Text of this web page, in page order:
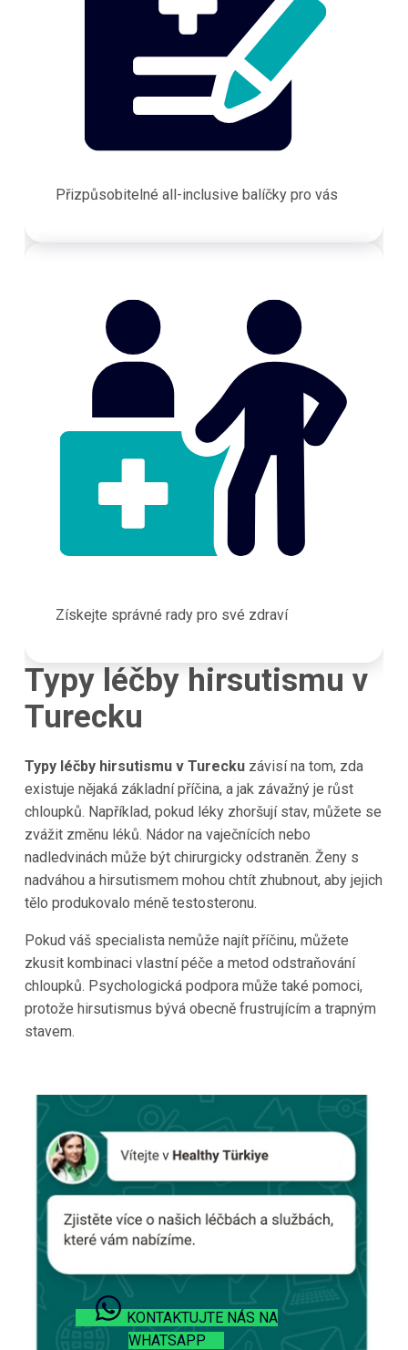
Přizpůsobitelné all-inclusive balíčky pro vás
Získejte správné rady pro své zdraví
Typy léčby hirsutismu v
Turecku
Typy léčby hirsutismu v Tureckuzávisí na tom, zda
existuje nějaká základní příčina, a jak závažný je růst
chloupků. Například, pokud léky zhoršují stav, můžete se
zvážit změnu léků. Nádor na vaječnících nebo
nadledvinách může být chirurgicky odstraněn. Ženy s
nadváhou a hirsutismem mohou chtít zhubnout, aby jejich
tělo produkovalo méně testosteronu.
Pokud váš specialista nemůže najít příčinu, můžete
zkusit kombinaci vlastní péče a metod odstraňování
chloupků. Psychologická podpora může také pomoci,
protože hirsutismus bývá obecně frustrujícím a trapným
stavem.
KONTAKTUJTE NÁS NA
WHATSAPP